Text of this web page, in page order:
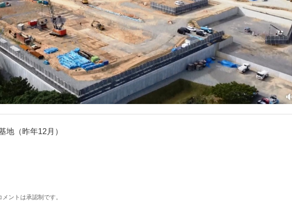
地（昨年12月）
ントは承認制です。